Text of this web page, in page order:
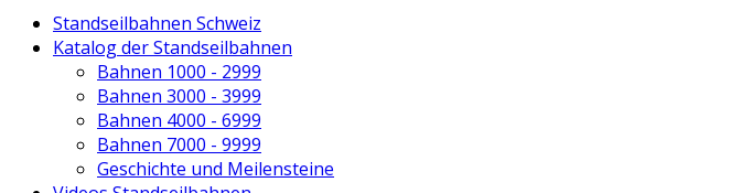
Standseilbahnen Schweiz
Katalog der Standseilbahnen
Bahnen 1000 - 2999
Bahnen 3000 - 3999
Bahnen 4000 - 6999
Bahnen 7000 - 9999
Geschichte und Meilensteine